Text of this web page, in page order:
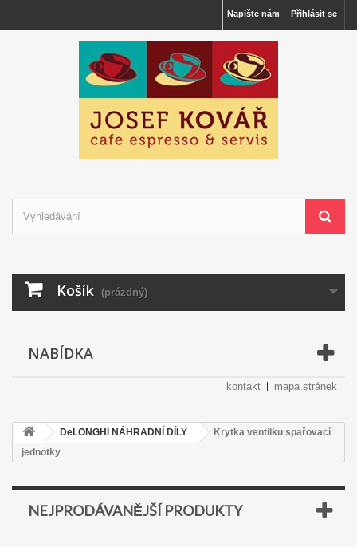
Přihlásit se
Napište nám
Košík (prázdný)
NABÍDKA
kontakt mapa stránek
DeLONGHI NÁHRADNÍ DÍLY
Krytka ventilku spařovací
jednotky
NEJPRODÁVANĚJŠÍ PRODUKTY